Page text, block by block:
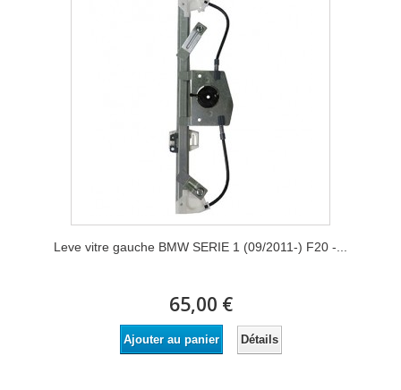
Leve vitre gauche BMW SERIE 1 (09/2011-) F20 -...
65,00 €
Ajouter au panier Détails